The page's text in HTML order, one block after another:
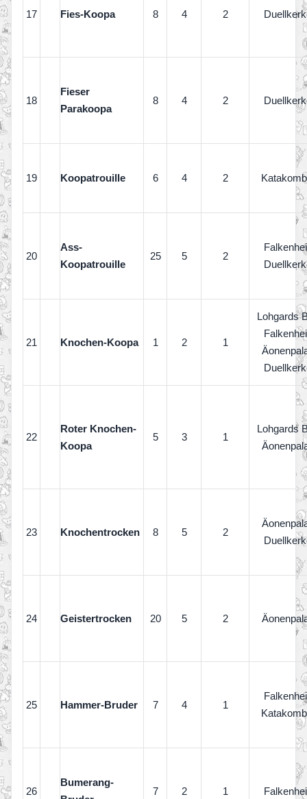
17 Fies-Koopa 8 4 2
18
Fieser
Parakoopa
8 4 2
19 Koopatrouille 6 4 2
20
Ass-
Koopatrouille
25 5 2
21 Knochen-Koopa 1 2 1
Lohgards
22
Roter Knochen-
Koopa
5 3 1
Lohgards
23 Knochentrocken 8 5 2
24 Geistertrocken 20 5 2
25 Hammer-Bruder 7 4 1
26
Bumerang-
7 2 1